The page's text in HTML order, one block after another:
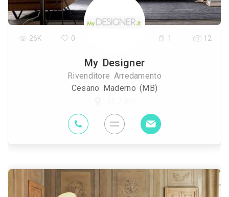
My Designer
Rivenditore Arredamento
Cesano Maderno (MB)
26K 0 1 12